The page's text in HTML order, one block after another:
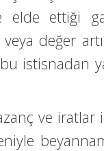
elde ettiği
değer
istisnadan
ve iratlar